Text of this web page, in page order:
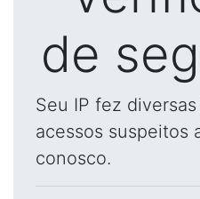
de
Seu IP fez
acessos suspeitos
conosco.